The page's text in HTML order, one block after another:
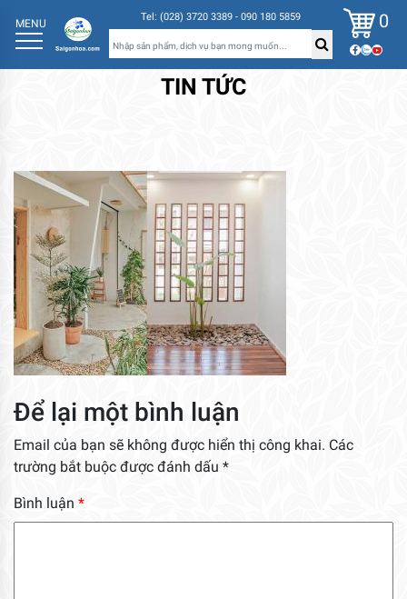
MENU Tel: (028) 3720 3389 - 090 180 5859 0
TIN TỨC
Để lại một bình luận
Email của bạn sẽ không được hiển thị công khai. Các
trường bắt buộc được đánh dấu *
Bình luận *